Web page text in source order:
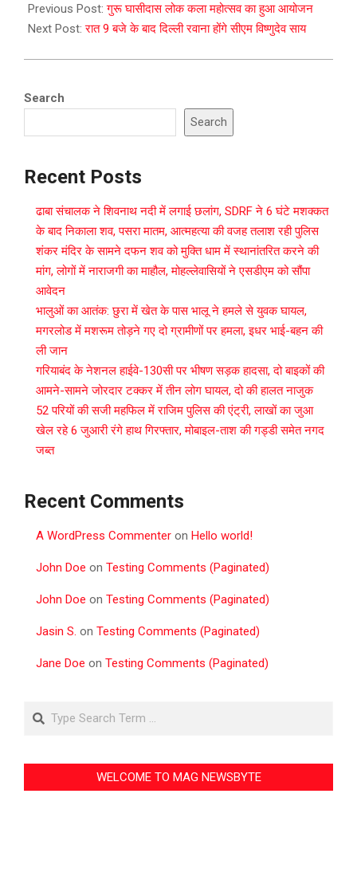
12-
22
Previous Post:गुरू घासीदास लोक कला महोत्सव का हुआ आयोजन
Next Post:रात 9 बजे के बाद दिल्ली रवाना होंगे सीएम विष्णुदेव साय
Search
Search
Recent Posts
ढाबा संचालक ने शिवनाथ नदी में लगाई छलांग, SDRF ने 6 घंटे मशक्कत
के बाद निकाला शव, पसरा मातम, आत्महत्या की वजह तलाश रही पुलिस
शंकर मंदिर के सामने दफन शव को मुक्ति धाम में स्थानांतरित करने की
मांग, लोगों में नाराजगी का माहौल, मोहल्लेवासियों ने एसडीएम को सौंपा
आवेदन
भालुओं का आतंक: छुरा में खेत के पास भालू ने हमले से युवक घायल,
मगरलोड में मशरूम तोड़ने गए दो ग्रामीणों पर हमला, इधर भाई-बहन की
ली जान
गरियाबंद के नेशनल हाईवे-130सी पर भीषण सड़क हादसा, दो बाइकों की
आमने-सामने जोरदार टक्कर में तीन लोग घायल, दो की हालत नाजुक
52 परियों की सजी महफिल में राजिम पुलिस की एंट्री, लाखों का जुआ
खेल रहे 6 जुआरी रंगे हाथ गिरफ्तार, मोबाइल-ताश की गड्डी समेत नगद
जब्त
Recent Comments
A WordPress Commenter on Hello world!
John Doe on Testing Comments (Paginated)
John Doe on Testing Comments (Paginated)
Jasin S. on Testing Comments (Paginated)
Jane Doe on Testing Comments (Paginated)
Search
WELCOME TO MAG NEWSBYTE